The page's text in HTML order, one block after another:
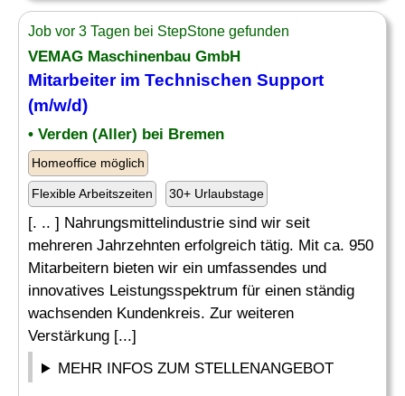
Job vor 3 Tagen bei StepStone gefunden
VEMAG Maschinenbau GmbH
Mitarbeiter im Technischen Support
(m/w/d)
• Verden (Aller) bei Bremen
Homeoffice möglich
Flexible Arbeitszeiten 30+ Urlaubstage
[. .. ] Nahrungsmittelindustrie sind wir seit
mehreren Jahrzehnten erfolgreich tätig. Mit ca. 950
Mitarbeitern bieten wir ein umfassendes und
innovatives Leistungsspektrum für einen ständig
wachsenden Kundenkreis. Zur weiteren
Verstärkung [...]
MEHR INFOS ZUM STELLENANGEBOT